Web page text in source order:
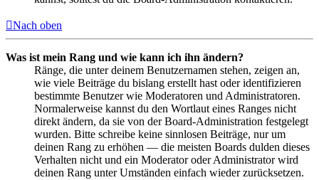
Nach oben
Was ist mein Rang und wie kann ich ihn ändern?
Ränge, die unter deinem Benutzernamen stehen, zeigen an,
wie viele Beiträge du bislang erstellt hast oder identifizieren
bestimmte Benutzer wie Moderatoren und Administratoren.
Normalerweise kannst du den Wortlaut eines Ranges nicht
direkt ändern, da sie von der Board-Administration festgelegt
wurden. Bitte schreibe keine sinnlosen Beiträge, nur um
deinen Rang zu erhöhen — die meisten Boards dulden dieses
Verhalten nicht und ein Moderator oder Administrator wird
deinen Rang unter Umständen einfach wieder zurücksetzen.